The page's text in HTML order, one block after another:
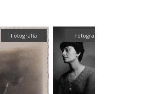
Fotografía Fotografía